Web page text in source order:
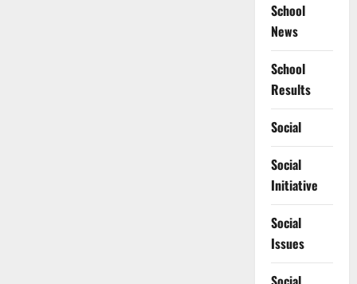
School
News
School
Results
Social
Social
Initiative
Social
Issues